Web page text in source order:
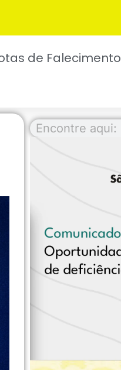
de Falecimento